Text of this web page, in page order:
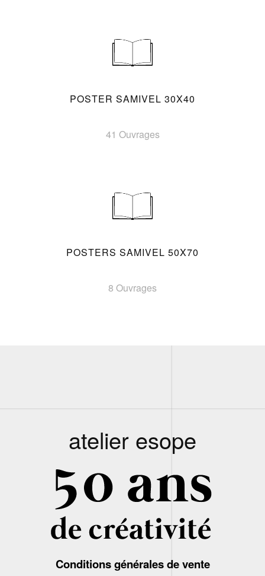
POSTER SAMIVEL 30X40
41 Ouvrages
POSTERS SAMIVEL 50X70
8 Ouvrages
atelier esope
Conditions générales de vente